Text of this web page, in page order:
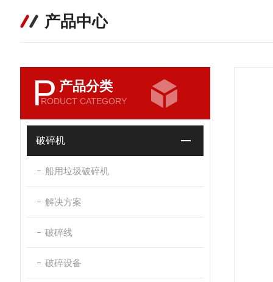
产品中心
P 产品分类
RODUCT CATEGORY
破碎机
船用垃圾破碎机
解决方案
破碎线
破碎设备